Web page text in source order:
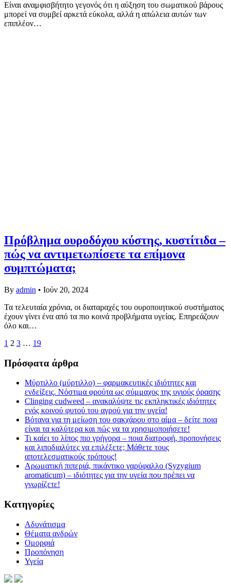
Είναι αναμφισβήτητο γεγονός ότι η αύξηση του σωματικού βάρους
μπορεί να συμβεί αρκετά εύκολα, αλλά η απώλεια αυτών των
επιπλέον…
Πρόβλημα ουροδόχου κύστης, κυστίτιδα –
πώς να αντιμετωπίσετε τα επίμονα
συμπτώματα;
By admin • Ιούν 20, 2024
Τα τελευταία χρόνια, οι διαταραχές του ουροποιητικού συστήματος
έχουν γίνει ένα από τα πιο κοινά προβλήματα υγείας. Επηρεάζουν
όλο και…
1 2 3 … 19
Πρόσφατα άρθρα
Μύρτιλλο (μύρτιλλο) – φαρμακευτικές ιδιότητες και
ενδείξεις. Νόστιμα φρούτα ως σύμμαχος της υγιούς όρασης
Clinging cudweed – ανακαλύψτε τις εκπληκτικές ιδιότητες
ενός κοινού φυτού του αγρού για την υγεία!
Βότανα για τη μείωση του σακχάρου στο αίμα – δείτε ποια
είναι τα καλύτερα και πώς να τα χρησιμοποιήσετε!
Τι καίει το λίπος πιο γρήγορα – ποια διατροφή, προπονήσεις
και λιποδιαλύτες να επιλέξετε; Μάθετε τους
αποτελεσματικούς τρόπους!
Αρωματική πιπεριά, πικάντικο γαρύφαλλο (Syzygium
aromaticum) – ιδιότητες για την υγεία που πρέπει να
γνωρίζετε!
Kατηγορίες
Αδυνάτισμα
Θέματα ανδρών
Ομορφιά
Προπόνηση
Υγεία